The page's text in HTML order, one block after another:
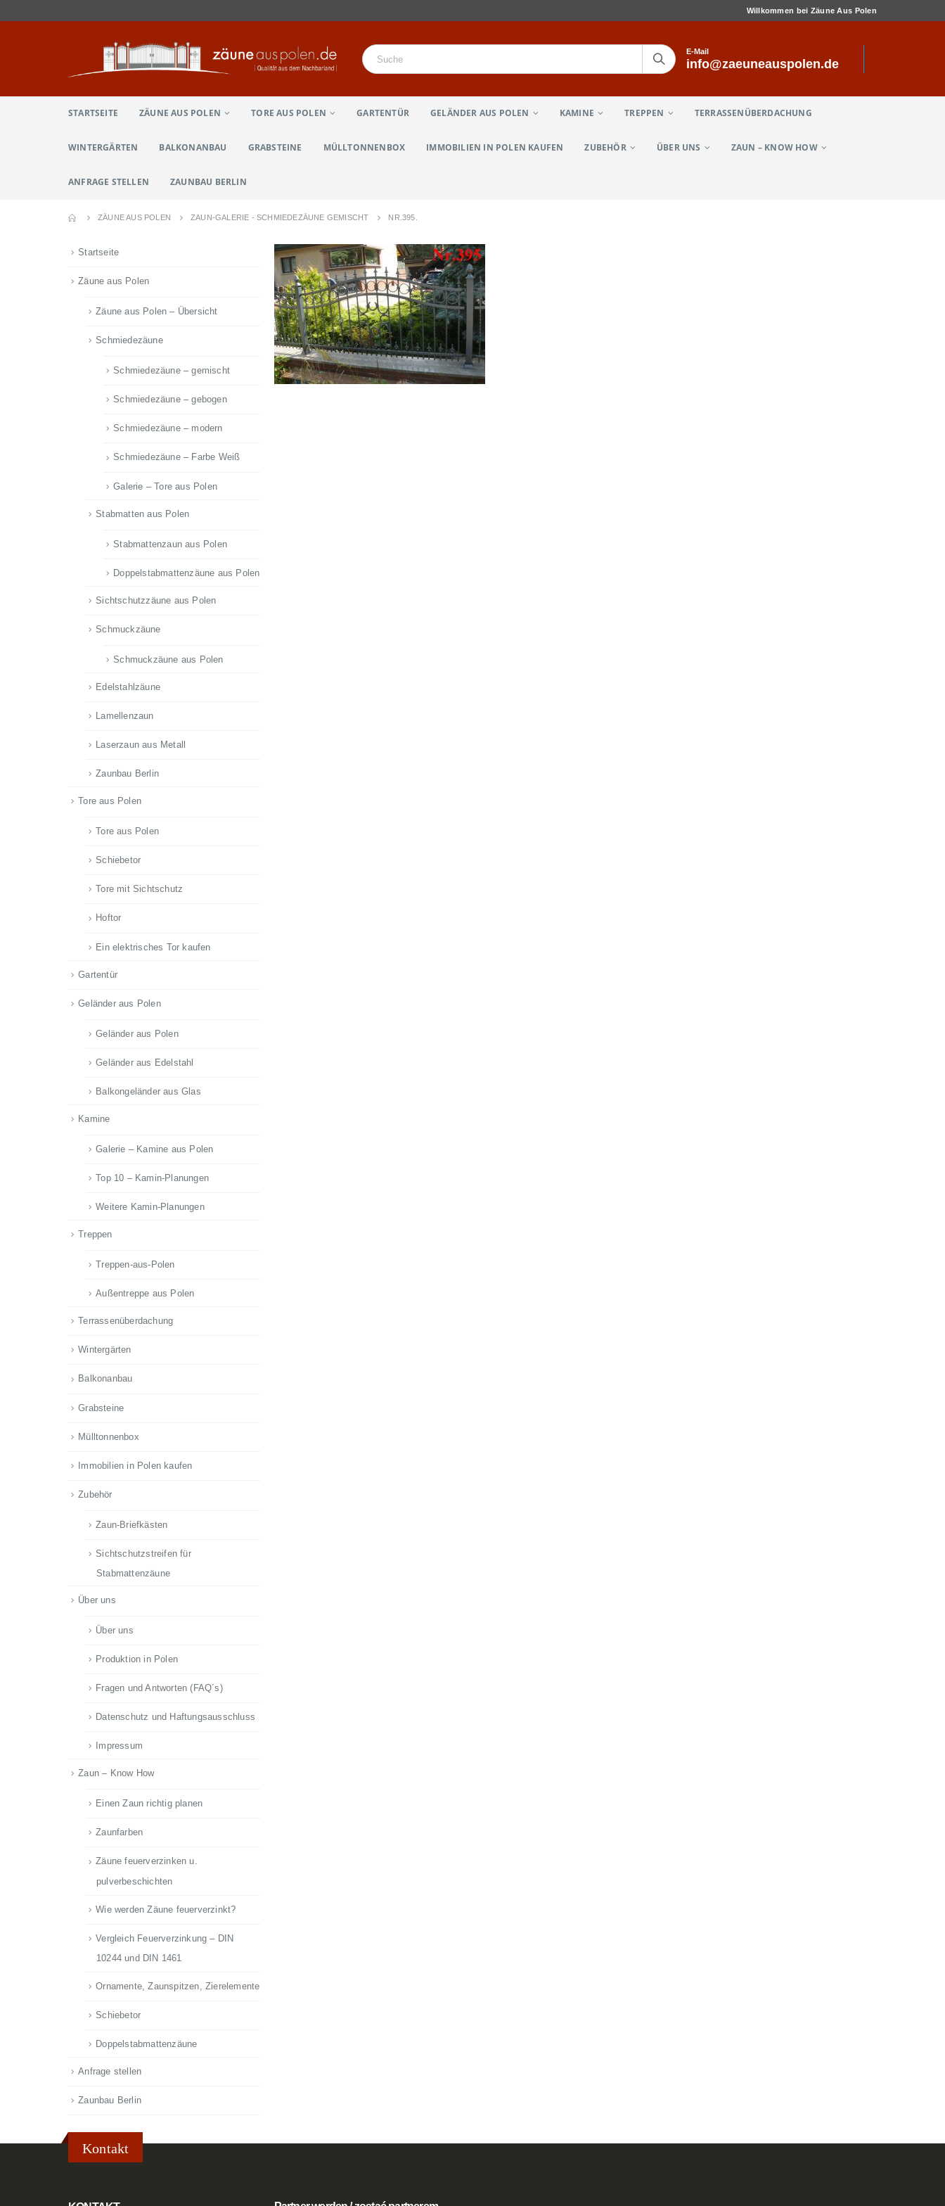
Willkommen bei Zäune Aus Polen
E-Mail
info@zaeuneauspolen.de
STARTSEITE ZÄUNE AUS POLEN TORE AUS POLEN GARTENTÜR GELÄNDER AUS POLEN KAMINE TREPPEN TERRASSENÜBERDACHUNG
WINTERGÄRTEN BALKONANBAU GRABSTEINE MÜLLTONNENBOX IMMOBILIEN IN POLEN KAUFEN ZUBEHÖR ÜBER UNS ZAUN – KNOW HOW
ANFRAGE STELLEN ZAUNBAU BERLIN
ZÄUNE AUS POLEN ZAUN-GALERIE - SCHMIEDEZÄUNE GEMISCHT NR.395.
Startseite
Zäune aus Polen
Zäune aus Polen – Übersicht
Schmiedezäune
Schmiedezäune – gemischt
Schmiedezäune – gebogen
Schmiedezäune – modern
Schmiedezäune – Farbe Weiß
Galerie – Tore aus Polen
Stabmatten aus Polen
Stabmattenzaun aus Polen
Doppelstabmattenzäune aus Polen
Sichtschutzzäune aus Polen
Schmuckzäune
Schmuckzäune aus Polen
Edelstahlzäune
Lamellenzaun
Laserzaun aus Metall
Zaunbau Berlin
Tore aus Polen
Tore aus Polen
Schiebetor
Tore mit Sichtschutz
Hoftor
Ein elektrisches Tor kaufen
Gartentür
Geländer aus Polen
Geländer aus Polen
Geländer aus Edelstahl
Balkongeländer aus Glas
Kamine
Galerie – Kamine aus Polen
Top 10 – Kamin-Planungen
Weitere Kamin-Planungen
Treppen
Treppen-aus-Polen
Außentreppe aus Polen
Terrassenüberdachung
Wintergärten
Balkonanbau
Grabsteine
Mülltonnenbox
Immobilien in Polen kaufen
Zubehör
Zaun-Briefkästen
Sichtschutzstreifen für
Stabmattenzäune
Über uns
Über uns
Produktion in Polen
Fragen und Antworten (FAQ´s)
Datenschutz und Haftungsausschluss
Impressum
Zaun – Know How
Einen Zaun richtig planen
Zaunfarben
Zäune feuerverzinken u.
pulverbeschichten
Wie werden Zäune feuerverzinkt?
Vergleich Feuerverzinkung – DIN
10244 und DIN 1461
Ornamente, Zaunspitzen, Zierelemente
Schiebetor
Doppelstabmattenzäune
Anfrage stellen
Zaunbau Berlin
Kontakt